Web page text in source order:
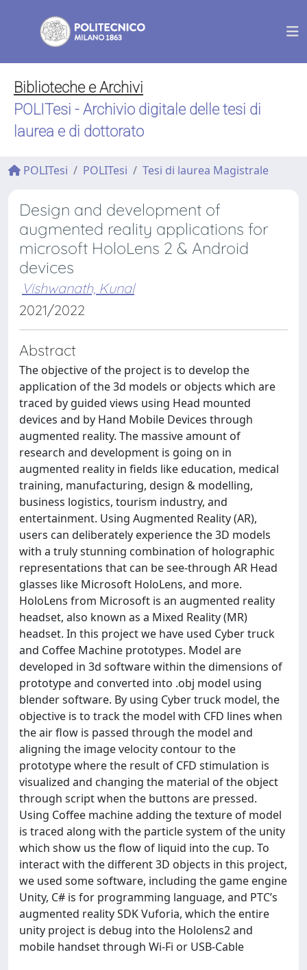
Biblioteche e Archivi
POLITesi - Archivio digitale delle tesi di
laurea e di dottorato
POLITesi POLITesi Tesi di laurea Magistrale
Design and development of
augmented reality applications for
microsoft HoloLens 2 & Android
devices
Vishwanath, Kunal
2021/2022
Abstract
The objective of the project is to develop the
application of the 3d models or objects which are
traced by guided views using Head mounted
devices and by Hand Mobile Devices through
augmented reality. The massive amount of
research and development is going on in
augmented reality in fields like education, medical
training, manufacturing, design & modelling,
business logistics, tourism industry, and
entertainment. Using Augmented Reality (AR),
users can deliberately experience the 3D models
with a truly stunning combination of holographic
representations that can be see-through AR Head
glasses like Microsoft HoloLens, and more.
HoloLens from Microsoft is an augmented reality
headset, also known as a Mixed Reality (MR)
headset. In this project we have used Cyber truck
and Coffee Machine prototypes. Model are
developed in 3d software within the dimensions of
prototype and converted into .obj model using
blender software. By using Cyber truck model, the
objective is to track the model with CFD lines when
the air flow is passed through the model and
aligning the image velocity contour to the
prototype where the result of CFD stimulation is
visualized and changing the material of the object
through script when the buttons are pressed.
Using Coffee machine adding the texture of model
is traced along with the particle system of the unity
which show us the flow of liquid into the cup. To
interact with the different 3D objects in this project,
we used some software, including the game engine
Unity, C# is for programming language, and PTC’s
augmented reality SDK Vuforia, which the entire
unity project is debug into the Hololens2 and
mobile handset through Wi-Fi or USB-Cable